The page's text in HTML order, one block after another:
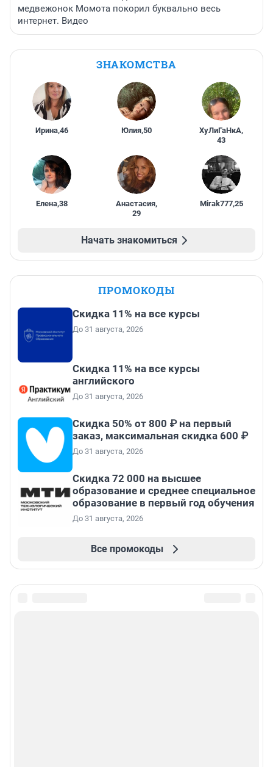
медвежонок Момота покорил буквально весь
интернет. Видео
ЗНАКОМСТВА
Ирина,46 Юлия,50 ХуЛиГаНкА,
43
Елена,38 Анастасия,
29
Mirak777,25
Начать знакомиться
ПРОМОКОДЫ
Скидка 11% на все курсы
До 31 августа, 2026
Скидка 11% на все курсы
английского
До 31 августа, 2026
Скидка 50% от 800 ₽ на первый
заказ, максимальная скидка 600 ₽
До 31 августа, 2026
Скидка 72 000 на высшее
образование и среднее специальное
образование в первый год обучения
До 31 августа, 2026
Все промокоды